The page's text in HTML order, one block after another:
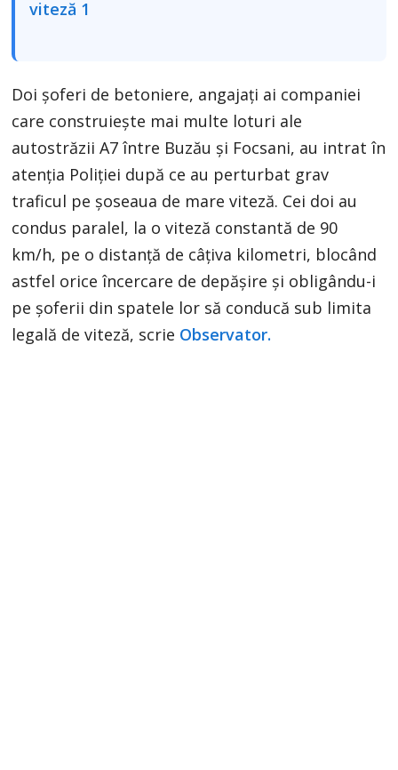
Doi șoferi de betoniere, angajați ai companiei
care construiește mai multe loturi ale
autostrăzii A7 între Buzău și Focsani, au intrat în
atenția Poliției după ce au perturbat grav
traficul pe șoseaua de mare viteză. Cei doi au
condus paralel, la o viteză constantă de 90
km/h, pe o distanță de câțiva kilometri, blocând
astfel orice încercare de depășire și obligându-i
pe șoferii din spatele lor să conducă sub limita
legală de viteză, scrie Observator.